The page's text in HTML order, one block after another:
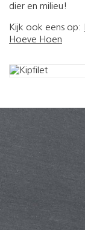
dier en milieu!
Kijk ook eens op:
Hoeve Hoen